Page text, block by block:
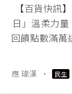
【百貨快訊
日」溫柔力
回饋點數滿萬
應 瑋漢 · 民生